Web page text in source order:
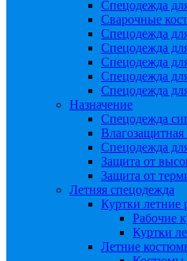
Спецодежда
Сварочные
Спецодежда
Спецодежда
Спецодежда
Спецодежда
Спецодежда
Назначение
Спецодежда
Спецодежда
Защита от
Защита от
Летняя спецодежда
Куртки летние
Рабочие
Куртки
Летние